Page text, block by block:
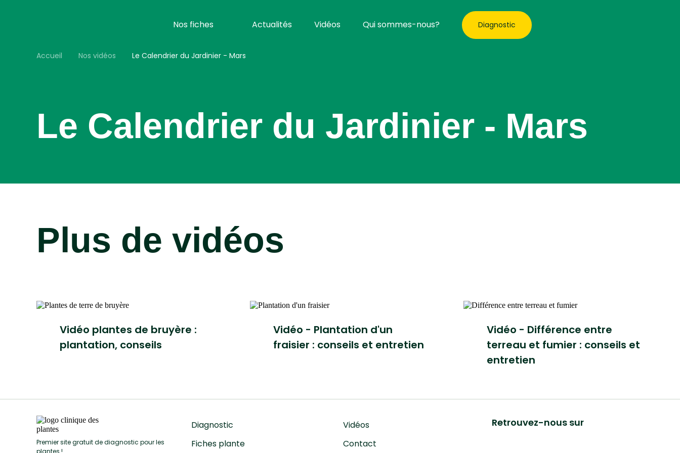
Nos fiches Actualités Vidéos Qui sommes-nous? Diagnostic
Accueil Nos vidéos Le Calendrier du Jardinier - Mars
Le Calendrier du Jardinier - Mars
Plus de vidéos
Vidéo plantes de bruyère :
plantation, conseils
Vidéo - Plantation d'un
fraisier : conseils et entretien
Vidéo - Différence entre
terreau et fumier : conseils et
entretien
Premier site gratuit de diagnostic pour les
plantes !
Diagnostic
Fiches plante
Vidéos
Contact
Retrouvez-nous sur